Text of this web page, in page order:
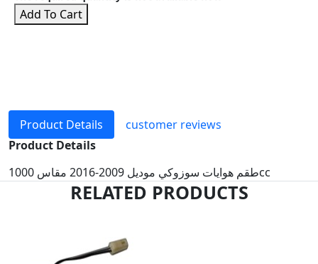
Add To Cart
Product Details
customer reviews
Product Details
طقم هوايات سوزوكي موديل 2009-2016 مقاس 1000cc
RELATED PRODUCTS